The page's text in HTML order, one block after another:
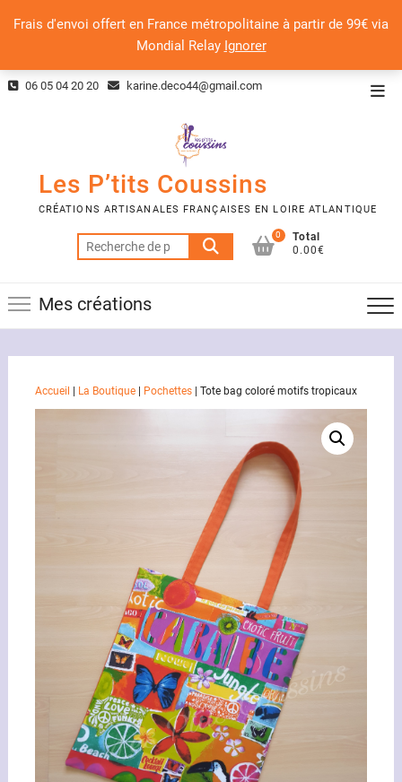
Frais d'envoi offert en France métropolitaine à partir de 99€ via
Mondial Relay Ignorer
Skip 06 05 04 20 20 karine.deco44@gmail.com
Les P’tits Coussins
CRÉATIONS ARTISANALES FRANÇAISES EN LOIRE ATLANTIQUE
Recherche
pour :
0
Total
0.00€
Mes créations
Accueil La Boutique| Pochettes| Tote bag coloré motifs tropicaux